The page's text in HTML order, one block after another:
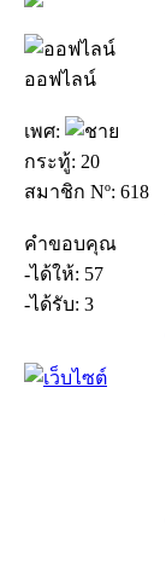
ออฟไลน์
เพศ:
กระทู้: 20
สมาชิก Nº: 618
คำขอบคุณ
-ได้ให้: 57
-ได้รับ: 3